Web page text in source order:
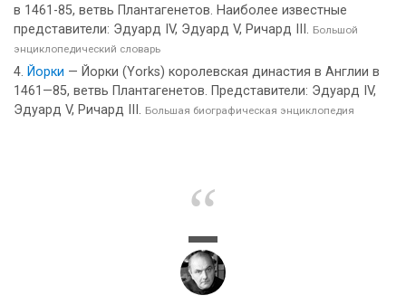
в 1461-85, ветвь Плантагенетов. Наиболее известные
представители: Эдуард IV, Эдуард V, Ричард III. Большой
энциклопедический словарь
Йорки — Йорки (Yorks) королевская династия в Англии в
1461—85, ветвь Плантагенетов. Представители: Эдуард IV,
Эдуард V, Ричард III. Большая биографическая энциклопедия